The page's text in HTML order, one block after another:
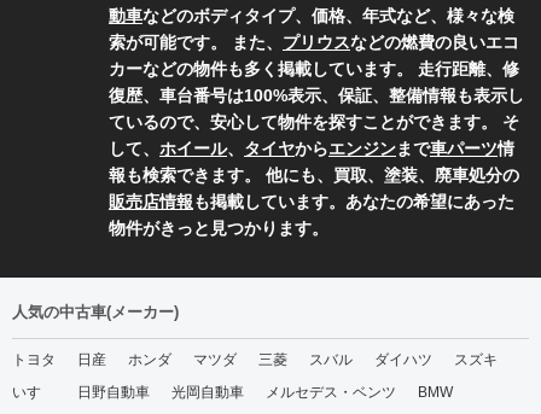
動車などのボディタイプ、価格、年式など、様々な検
索が可能です。 また、 プリウスなどの燃費の良いエコ
カーなどの物件も多く掲載しています。 走行距離、修
復歴、車台番号は100%表示、保証、整備情報も表示し
ているので、安心して物件を探すことができます。 そ
して、 ホイール、 タイヤからエンジンまで車パーツ情
報も検索できます。 他にも、買取、塗装、廃車処分の
販売店情報も掲載しています。あなたの希望にあった
物件がきっと見つかります。
人気の中古車(メーカー)
トヨタ 日産 ホンダ マツダ 三菱 スバル ダイハツ
スズキ
いすゞ
日野自動車 光岡自動車 メルセデス・ベンツ
BMW